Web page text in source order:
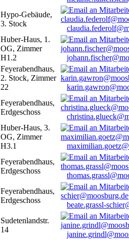
Hypo-Gebäude,
3. Stock
Huber-Haus, 1.
OG, Zimmer
H1.2
Feyerabendhaus,
2. Stock, Zimmer
22
Feyerabendhaus,
Erdgeschoss
Huber-Haus, 3.
OG, Zimmer
H3.1
Feyerabendhaus,
Erdgeschoss
Feyerabendhaus,
Erdgeschoss
beate.grassl-
Sudetenlandstr.
14